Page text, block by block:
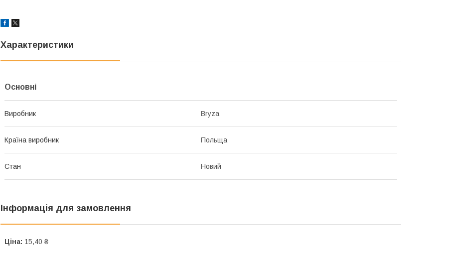
Характеристики
Основні
Виробник Bryza
Країна виробник Польща
Стан Новий
Інформація для замовлення
Ціна: 15,40 ₴